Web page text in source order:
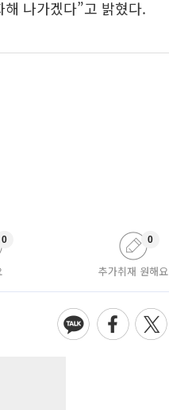
나가겠다”고 밝혔다.
0
추가취재 원해요
0